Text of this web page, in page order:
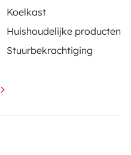
Koelkast
Huishoudelijke producten
Stuurbekrachtiging